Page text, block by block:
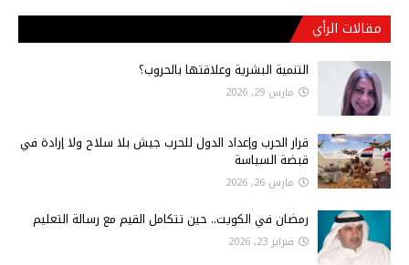
مقالات الرأي
التنمية البشرية وعلاقتها بالحروب؟
مارس 29, 2026
قرار الحرب وإعداد الدول للحرب جيش بلا سلاح ولا إرادة في
قبضة السياسة
مارس 26, 2026
رمضان في الكويت.. حين تتكامل القيم مع رسالة التعليم
فبراير 23, 2026